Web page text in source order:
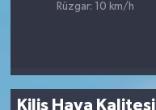
Rüzgar: 10 km/h
Kilis Hava Kalitesi